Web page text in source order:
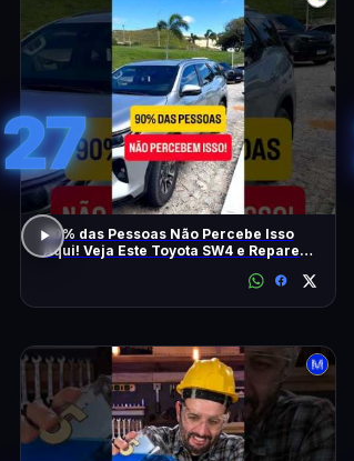
27
90% das Pessoas Não Percebe Isso
Aqui! Veja Este Toyota SW4 e Repare